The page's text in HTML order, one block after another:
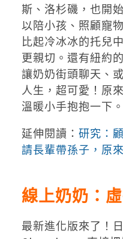
斯、洛杉磯，也開
以陪小孩、照顧寵
比起冷冰冰的托兒
更親切。還有紐約
讓奶奶街頭聊天、
人生，超可愛！原
溫暖小手抱抱一下。
延伸閱讀： 研究：
請長輩帶孫子，原
線上奶奶：
最新進化版來了！